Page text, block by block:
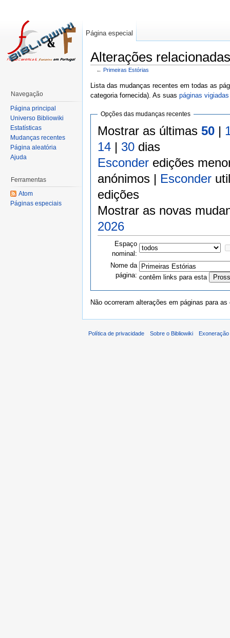
Alterações
← Primeiras Estórias
Lista das mudanças recentes em todas as
categoria fornecida). As suas páginas vigiadas
Opções das mudanças recentes
Mostrar as últimas 50|
14| 30dias
Esconderedições
anónimos | Esconder
edições
Mostrar as novas
2026
Espaço
nominal:
Nome da
página: contêm links para esta
Não ocorreram alterações em páginas para
Página especial
Navegação
Página principal
Universo Bibliowiki
Estatísticas
Mudanças recentes
Página aleatória
Ajuda
Ferramentas
Atom
Páginas especiais
Política de privacidade Sobre o Bibliowiki